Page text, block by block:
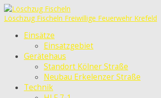
Löschzug Fischeln Freiwillige Feuerwehr Krefeld
Einsätze
Einsatzgebiet
Gerätehaus
Standort Kölner Straße
Neubau Erkelenzer Straße
Technik